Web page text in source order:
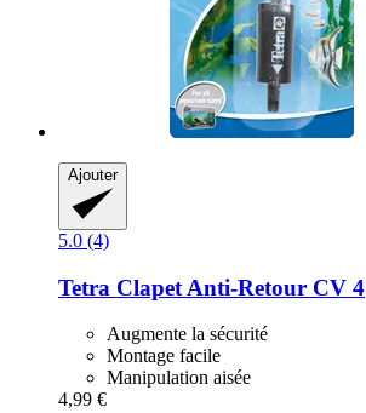
Ajouter
5.0 (4)
Tetra Clapet Anti-​Retour CV 4
Augmente la sécurité
Montage facile
Manipulation aisée
4,99 €